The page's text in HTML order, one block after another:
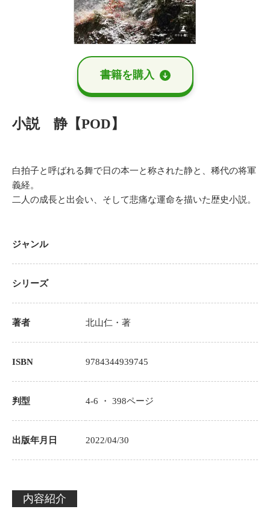
書籍を購⼊
小説 静【POD】
白拍子と呼ばれる舞で日の本一と称された静と、稀代の将軍
義経。
二人の成長と出会い、そして悲痛な運命を描いた歴史小説。
ジャンル
シリーズ
著者 北山仁 ・著
ISBN 9784344939745
判型 4-6 ・398ページ
出版年月日 2022/04/30
内容紹介